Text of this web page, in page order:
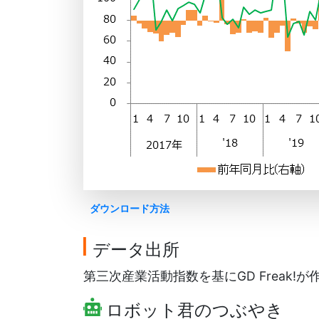
ダウンロード方法
データ出所
第三次産業活動指数を基にGD Freak!が
ロボット君のつぶやき